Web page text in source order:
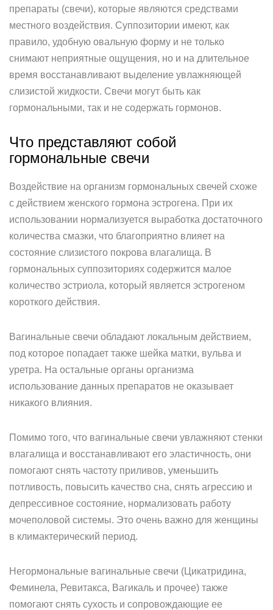
препараты (свечи), которые являются средствами
местного воздействия. Суппозитории имеют, как
правило, удобную овальную форму и не только
снимают неприятные ощущения, но и на длительное
время восстанавливают выделение увлажняющей
слизистой жидкости. Свечи могут быть как
гормональными, так и не содержать гормонов.
Что представляют собой
гормональные свечи
Воздействие на организм гормональных свечей схоже
с действием женского гормона эстрогена. При их
использовании нормализуется выработка достаточного
количества смазки, что благоприятно влияет на
состояние слизистого покрова влагалища. В
гормональных суппозиториях содержится малое
количество эстриола, который является эстрогеном
короткого действия.
Вагинальные свечи обладают локальным действием,
под которое попадает также шейка матки, вульва и
уретра. На остальные органы организма
использование данных препаратов не оказывает
никакого влияния.
Помимо того, что вагинальные свечи увлажняют стенки
влагалища и восстанавливают его эластичность, они
помогают снять частоту приливов, уменьшить
потливость, повысить качество сна, снять агрессию и
депрессивное состояние, нормализовать работу
мочеполовой системы. Это очень важно для женщины
в климактерический период.
Негормональные вагинальные свечи (Цикатридина,
Феминела, Ревитакса, Вагикаль и прочее) также
помогают снять сухость и сопровождающие ее